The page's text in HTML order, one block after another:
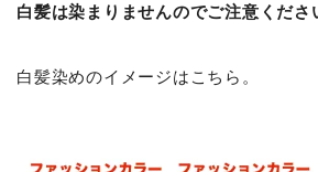
白髪は染まりませんのでご注意くださ
白髪染めのイメージはこちら。